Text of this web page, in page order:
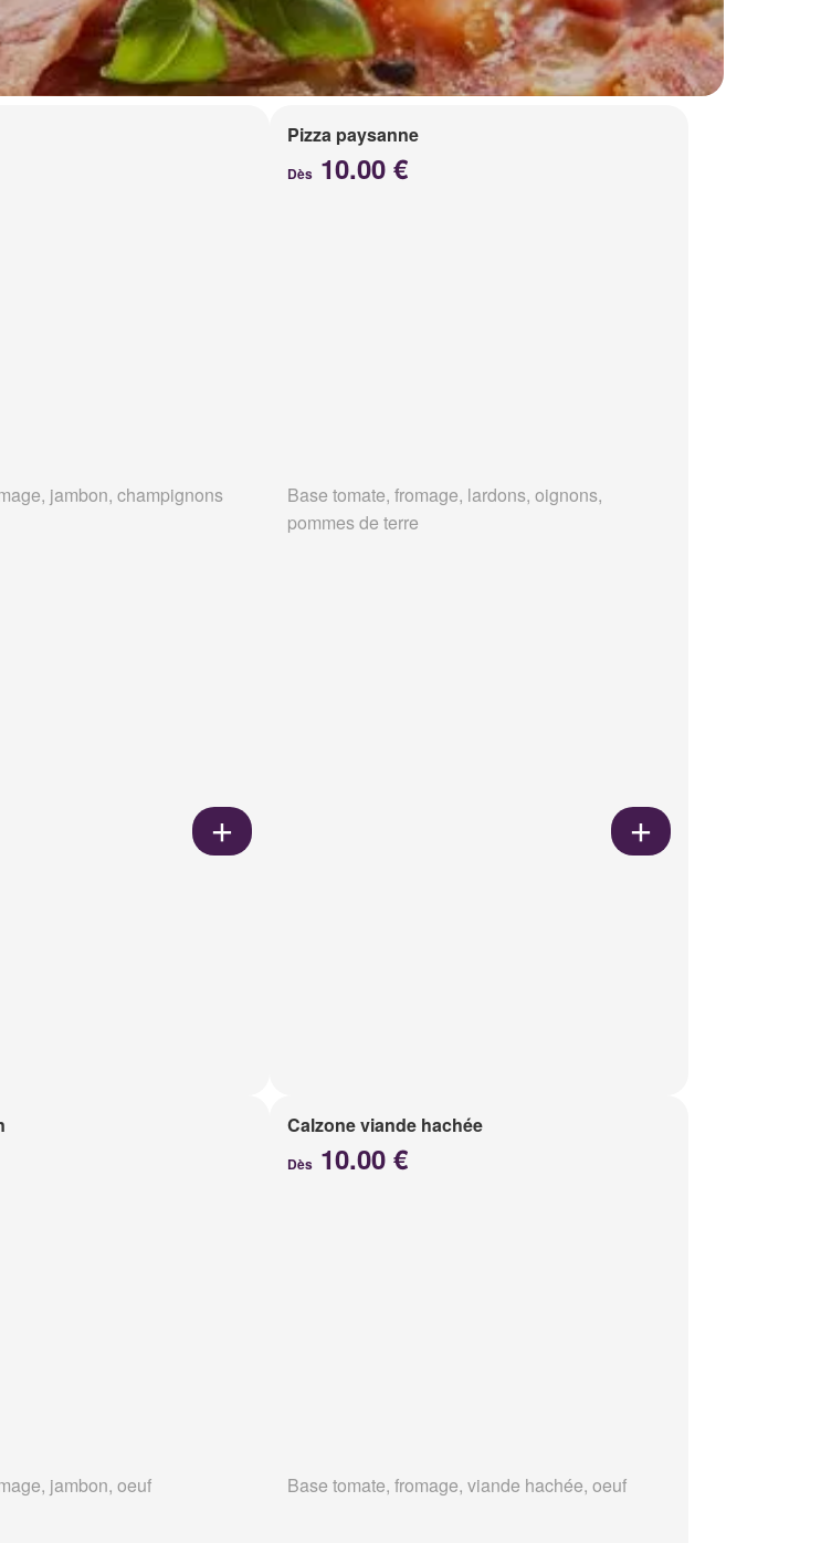
jambon, champignons
Pizza paysanne
Dès 10.00 €
Base tomate, fromage, lardons, oignons,
pommes de terre
jambon, oeuf
Calzone viande hachée
Dès 10.00 €
Base tomate, fromage, viande hachée, oeuf